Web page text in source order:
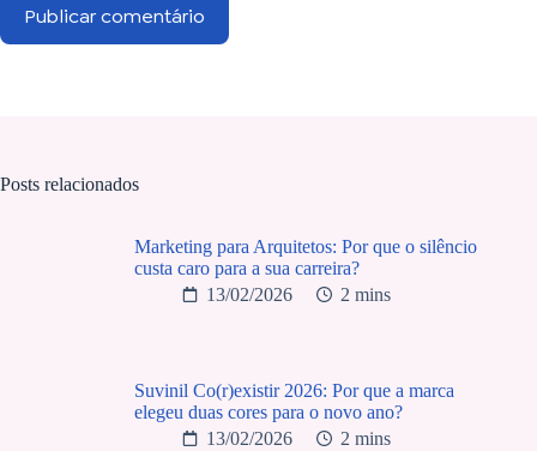
Publicar comentário
Posts relacionados
Marketing para Arquitetos: Por que o silêncio
custa caro para a sua carreira?
13/02/2026
2 mins
Suvinil Co(r)existir 2026: Por que a marca
elegeu duas cores para o novo ano?
13/02/2026
2 mins